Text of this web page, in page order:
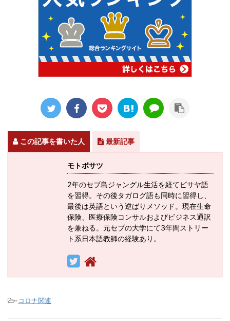
この記事を書いた人 最新記事
モトボサツ
2年のセブ島ジャングル生活を経てビサヤ語
を習得。その後タガログ語も同時に習得し、
最後は英語という逆ばりメソッド。現在生命
保険、医療保険コンサルおよびビジネス通訳
を兼ねる。元セブの大学にて3年間ストリー
ト系日本語教師の経験あり。
-コロナ関連